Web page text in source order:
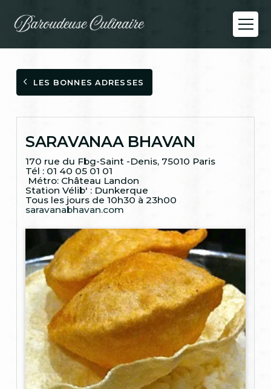
LES BONNES ADRESSES
SARAVANAA BHAVAN
170 rue du Fbg-Saint -Denis, 75010 Paris
Tél : 01 40 05 01 01
​ Métro: Château Landon
Station Vélib' : Dunkerque
Tous les jours de 10h30 à 23h00
saravanabhavan.com